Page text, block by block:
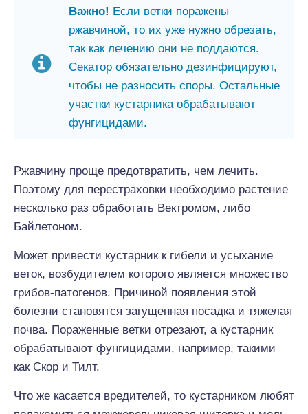
Важно! Если ветки поражены
ржавчиной, то их уже нужно обрезать,
так как лечению они не поддаются.
Секатор обязательно дезинфицируют,
чтобы не разносить споры. Остальные
участки кустарника обрабатывают
фунгицидами.
Ржавчину проще предотвратить, чем лечить.
Поэтому для перестраховки необходимо растение
несколько раз обработать Вектромом, либо
Байлетоном.
Может привести кустарник к гибели и усыхание
веток, возбудителем которого является множество
грибов-патогенов. Причиной появления этой
болезни становятся загущенная посадка и тяжелая
почва. Пораженные ветки отрезают, а кустарник
обрабатывают фунгицидами, например, такими
как Скор и Тилт.
Что же касается вредителей, то кустарником любят